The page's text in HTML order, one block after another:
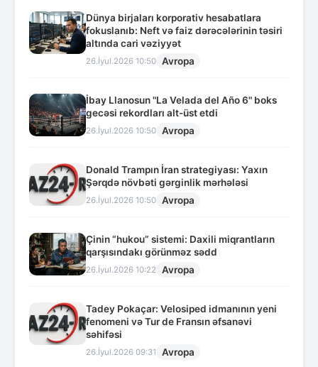
Dünya birjaları korporativ hesabatlara
fokuslanıb: Neft və faiz dərəcələrinin təsiri
altında cari vəziyyət
26.İyul.2026 10:50 Avropa
İbay Llanosun "La Velada del Año 6" boks
gecəsi rekordları alt-üst etdi
26.İyul.2026 10:50 Avropa
Donald Trampın İran strategiyası: Yaxın
Şərqdə növbəti gərginlik mərhələsi
26.İyul.2026 10:50 Avropa
Çinin “hukou” sistemi: Daxili miqrantların
qarşısındakı görünməz sədd
26.İyul.2026 10:22 Avropa
Tadey Pokaçar: Velosiped idmanının yeni
fenomeni və Tur de Fransın əfsanəvi
səhifəsi
26.İyul.2026 09:31 Avropa